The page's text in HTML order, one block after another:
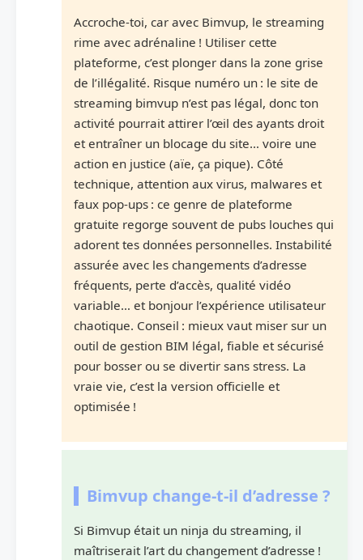
Accroche-toi, car avec Bimvup, le streaming
rime avec adrénaline ! Utiliser cette
plateforme, c’est plonger dans la zone grise
de l’illégalité. Risque numéro un : le site de
streaming bimvup n’est pas légal, donc ton
activité pourrait attirer l’œil des ayants droit
et entraîner un blocage du site… voire une
action en justice (aïe, ça pique). Côté
technique, attention aux virus, malwares et
faux pop-ups : ce genre de plateforme
gratuite regorge souvent de pubs louches qui
adorent tes données personnelles. Instabilité
assurée avec les changements d’adresse
fréquents, perte d’accès, qualité vidéo
variable… et bonjour l’expérience utilisateur
chaotique. Conseil : mieux vaut miser sur un
outil de gestion BIM légal, fiable et sécurisé
pour bosser ou se divertir sans stress. La
vraie vie, c’est la version officielle et
optimisée !
Bimvup change-t-il d’adresse ?
Si Bimvup était un ninja du streaming, il
maîtriserait l’art du changement d’adresse !